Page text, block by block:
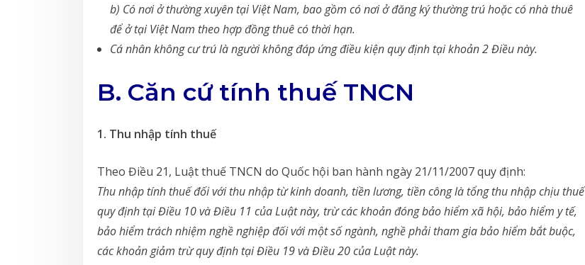
b) Có nơi ở thường xuyên tại Việt Nam, bao gồm có nơi ở đăng ký thường trú hoặc có nhà thuê
để ở tại Việt Nam theo hợp đồng thuê có thời hạn.
Cá nhân không cư trú là người không đáp ứng điều kiện quy định tại khoản 2 Điều này.
B. Căn cứ tính thuế TNCN
1. Thu nhập tính thuế
Theo Điều 21, Luật thuế TNCN do Quốc hội ban hành ngày 21/11/2007 quy định:
Thu nhập tính thuế đối với thu nhập từ kinh doanh, tiền lương, tiền công là tổng thu nhập chịu thuế
quy định tại Điều 10 và Điều 11 của Luật này, trừ các khoản đóng bảo hiểm xã hội, bảo hiểm y tế,
bảo hiểm trách nhiệm nghề nghiệp đối với một số ngành, nghề phải tham gia bảo hiểm bắt buộc,
các khoản giảm trừ quy định tại Điều 19 và Điều 20 của Luật này.